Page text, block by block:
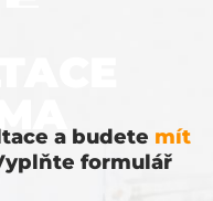
a budete mít
formulář